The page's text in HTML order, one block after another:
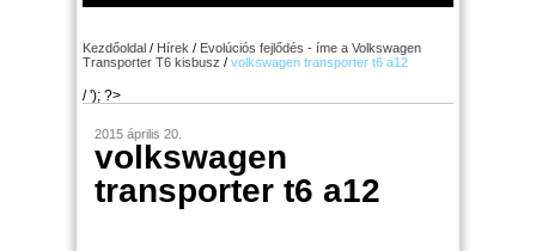
Kezdőoldal / Hírek / Evolúciós fejlődés - íme a Volkswagen
Transporter T6 kisbusz / volkswagen transporter t6 a12
/ '); ?>
2015 április 20.
volkswagen
transporter t6 a12